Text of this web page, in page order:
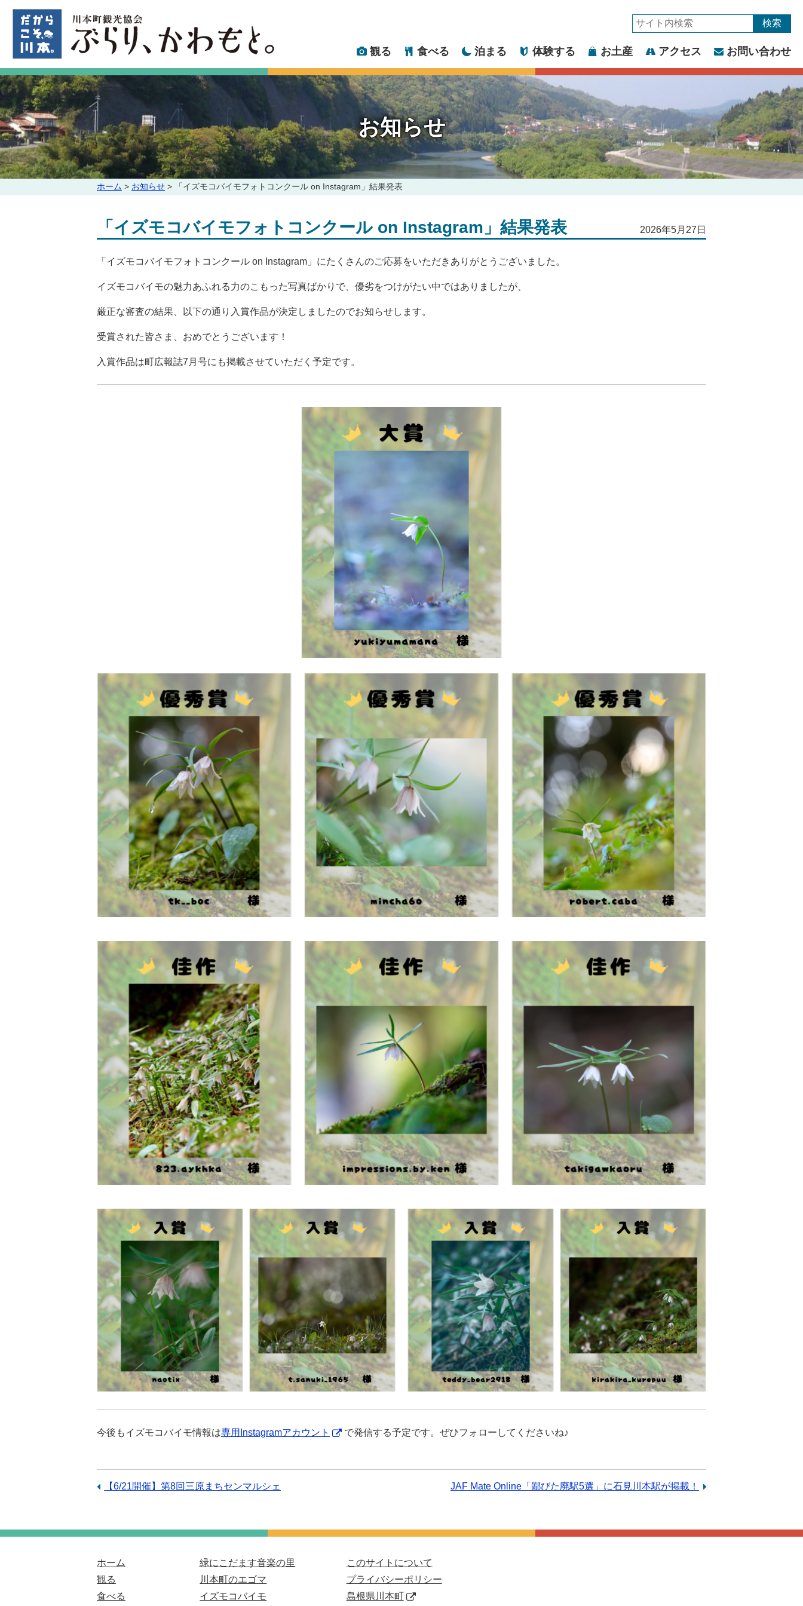
サ
イ
観る 食べる 泊まる 体験する お土産 アクセス お問い合わせ
お知らせ
こ
ジ
位
ホーム > お知らせ > 「イズモコバイモフォトコンクール on Instagram」結果発表
「イズモコバイモフォトコンクール on Instagram」結果発表 2026年5月27日
「イズモコバイモフォトコンクール on Instagram」にたくさんのご応募をいただきありがとうございました。
イズモコバイモの魅力あふれる力のこもった写真ばかりで、優劣をつけがたい中ではありましたが、
厳正な審査の結果、以下の通り入賞作品が決定しましたのでお知らせします。
受賞された皆さま、おめでとうございます！
入賞作品は町広報誌7月号にも掲載させていただく予定です。
今後もイズモコバイモ情報は専用Instagramアカウント で発信する予定です。ぜひフォローしてくださいね♪
前
事：
【6/21開催】第8回三原まちセンマルシェ
次
事：
JAF Mate Online「鄙びた廃駅5選」に石見川本駅が掲載！
ホーム
観る
食べる
緑にこだます音楽の里
川本町のエゴマ
イズモコバイモ
このサイトについて
プライバシーポリシー
島根県川本町